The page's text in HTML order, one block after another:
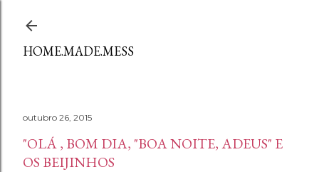
HOME.MADE.MESS
outubro 26, 2015
"OLÁ , BOM DIA, "BOA NOITE, ADEUS" E
OS BEIJINHOS